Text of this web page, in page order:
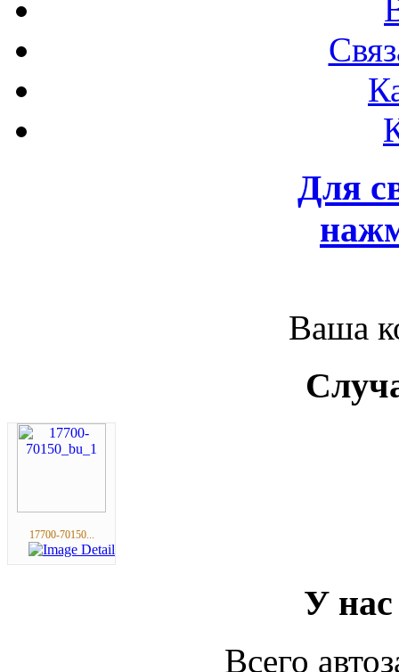
Для
Ваша
17700-70150...
У
Всего